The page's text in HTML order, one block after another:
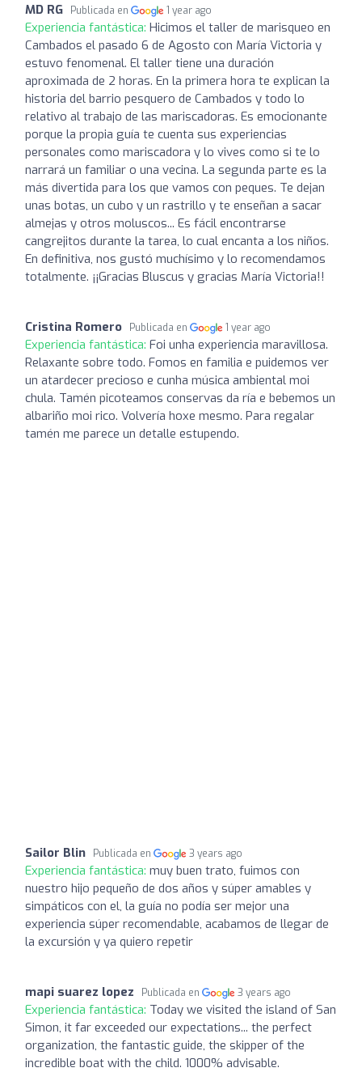
MD RG Publicada en 1 year ago
Experiencia fantástica: Hicimos el taller de marisqueo en
Cambados el pasado 6 de Agosto con María Victoria y
estuvo fenomenal. El taller tiene una duración
aproximada de 2 horas. En la primera hora te explican la
historia del barrio pesquero de Cambados y todo lo
relativo al trabajo de las mariscadoras. Es emocionante
porque la propia guía te cuenta sus experiencias
personales como mariscadora y lo vives como si te lo
narrará un familiar o una vecina. La segunda parte es la
más divertida para los que vamos con peques. Te dejan
unas botas, un cubo y un rastrillo y te enseñan a sacar
almejas y otros moluscos... Es fácil encontrarse
cangrejitos durante la tarea, lo cual encanta a los niños.
En definitiva, nos gustó muchísimo y lo recomendamos
totalmente. ¡¡Gracias Bluscus y gracias María Victoria!!
Cristina Romero Publicada en 1 year ago
Experiencia fantástica: Foi unha experiencia maravillosa.
Relaxante sobre todo. Fomos en familia e puidemos ver
un atardecer precioso e cunha música ambiental moi
chula. Tamén picoteamos conservas da ría e bebemos un
albariño moi rico. Volvería hoxe mesmo. Para regalar
tamén me parece un detalle estupendo.
Sailor Blin Publicada en 3 years ago
Experiencia fantástica: muy buen trato, fuimos con
nuestro hijo pequeño de dos años y súper amables y
simpáticos con el, la guía no podía ser mejor una
experiencia súper recomendable, acabamos de llegar de
la excursión y ya quiero repetir
mapi suarez lopez Publicada en 3 years ago
Experiencia fantástica: Today we visited the island of San
Simon, it far exceeded our expectations... the perfect
organization, the fantastic guide, the skipper of the
incredible boat with the child. 1000% advisable.